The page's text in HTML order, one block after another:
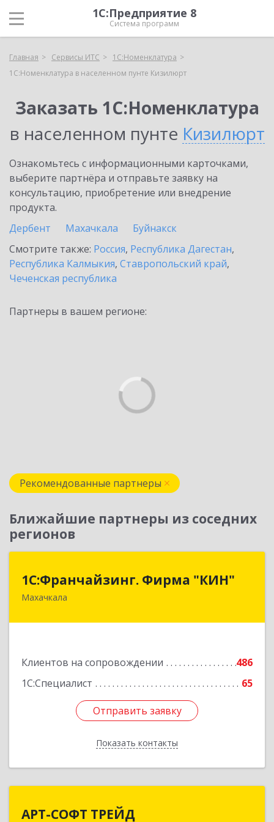
1С:Предприятие 8
Система программ
Главная Сервисы ИТС
1С:Номенклатура
1С:Номенклатура в населенном пунте Кизилюрт
Заказать 1С:Номенклатура
в населенном пунте Кизилюрт
Ознакомьтесь с информационными карточками,
выберите партнёра и отправьте заявку на
консультацию, приобретение или внедрение
продукта.
Дербент
Махачкала
Буйнакск
Смотрите также: Россия, Республика Дагестан,
Республика Калмыкия, Ставропольский край,
Чеченская республика
Партнеры в вашем регионе:
Рекомендованные партнеры
Ближайшие партнеры из соседних
регионов
1С:Франчайзинг. Фирма "КИН"
Махачкала
Клиентов на сопровождении
486
1С:Специалист
65
Отправить заявку
Показать контакты
1С:Франчайзинг. Фирма "КИН"
367030, Дагестан Респ, Махачкала г, И.Казака
Отправить заявку
Назад
АРТ-СОФТ ТРЕЙД